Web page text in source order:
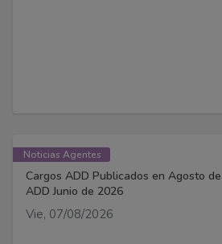
Noticias Agentes
Cargos ADD Publicados en Agosto
ADD Junio de 2026
Vie, 07/08/2026